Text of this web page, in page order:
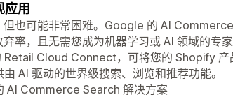
用
也可能非常困难。Google 的 AI
率，且无需您成为机器学习或 AI 领域的专
Cloud Connect，可将您的 Shopify
AI 驱动的世界级搜索、浏览和推荐功能。
AI Commerce Search 解决方案